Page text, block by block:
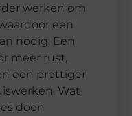
werken om
een
nodig. Een
meer rust,
een prettiger
Wat
doen